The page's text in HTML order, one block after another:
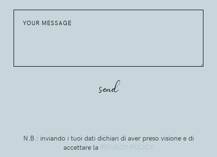
N.B.: inviando i tuoi dati dichiari di aver preso visione e di
accettare la